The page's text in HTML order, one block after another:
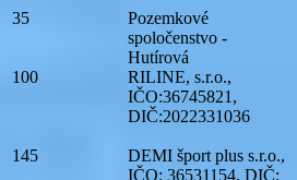
35
Pozemkové
spoločenstvo -
Hutírová
100
RILINE, s.r.o.,
IČO:36745821,
DIČ:2022331036
145
DEMI šport plus s.r.o.,
IČO: 36531154, DIČ: